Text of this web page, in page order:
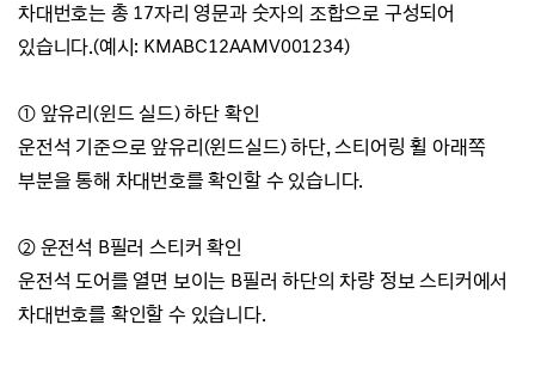
차대번호는 총 17자리 영문과 숫자의 조합으로 구성되어
있습니다.(예시: KMABC12AAMV001234)
① 앞유리(윈드 실드) 하단 확인
운전석 기준으로 앞유리(윈드실드) 하단, 스티어링 휠 아래쪽
부분을 통해 차대번호를 확인할 수 있습니다.
② 운전석 B필러 스티커 확인
운전석 도어를 열면 보이는 B필러 하단의 차량 정보 스티커에서
차대번호를 확인할 수 있습니다.